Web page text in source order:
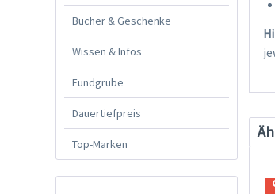
Bücher & Geschenke
Wissen & Infos
Fundgrube
Dauertiefpreis
Top-Marken